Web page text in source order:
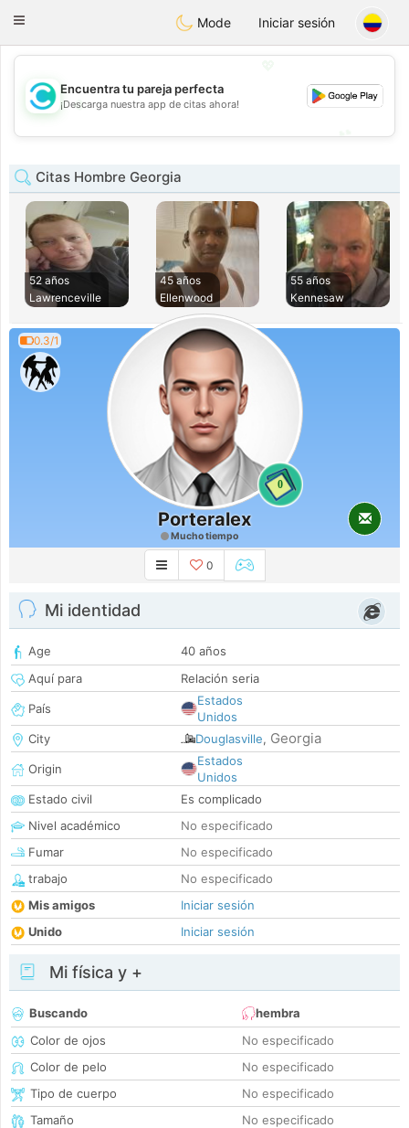
olombiaCitas
Toggle
Mode Iniciar sesión
💖
💕
Encuentra tu pareja perfecta
¡Descarga nuestra app de citas ahora!
Citas Hombre Georgia
52 años
Lawrenceville
45 años
Ellenwood
55 años
Kennesaw
0.3/1
0
Porteralex
Mucho tiempo
0
Mi identidad
Age
40 años
Aquí para
Relación seria
País
Estados
Unidos
City
Douglasville, Georgia
Origin
Estados
Unidos
Estado civil
Es complicado
Nivel académico
No especificado
Fumar
No especificado
trabajo
No especificado
Mis amigos
Iniciar sesión
Unido
Iniciar sesión
Mi física y +
Buscando
hembra
Color de ojos
No especificado
Color de pelo
No especificado
Tipo de cuerpo
No especificado
Tamaño
No especificado